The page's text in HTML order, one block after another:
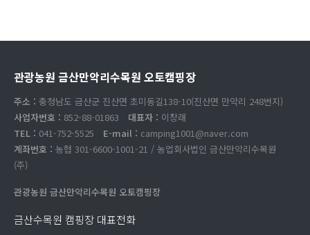
관광농원 금산만악리수목원 오토캠핑장
주소 : 충청남도 금산군 진산면 초미동길138-10(진산면 만악리 248번지)
사업자번호 : 852-88-01863 대표자 : 이창래
TEL : 041-752-5525 E-mail : camping1001@naver.com
계좌번호 : 농협 301-6600-1001-21 / 농업회사법인 금산만악리수목원
(주)
관광농원 금산만악리수목원 오토캠핑장
금산수목원 캠핑장 대표전화